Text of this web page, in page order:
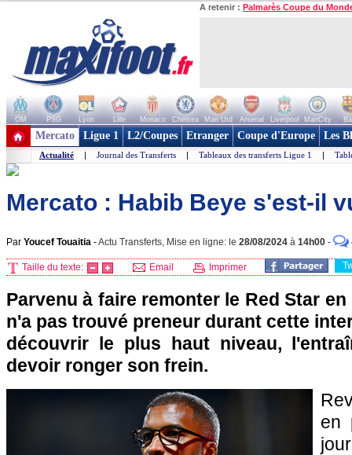
A retenir : Palmarès Coupe du
OM PSG Lyon Lille Monaco Chelsea Man Utd Arsenal Liverpool ManCity
+ de clubs
Mercato Ligue 1 L2/Coupes Etranger Coupe d'Europe Les
Actualité | Journal des Transferts | Tableaux des transferts Ligue 1 |
Mercato : Habib Beye s'est-il
Par Youcef Touaitia -Actu Transferts, Mise en ligne: le 28/08/2024 à 14h00 -
Taille du texte: Email Imprimer
Parvenu à faire remonter le Red Star
n'a pas trouvé preneur durant cette
découvrir le plus haut niveau,
devoir ronger son frein.
en